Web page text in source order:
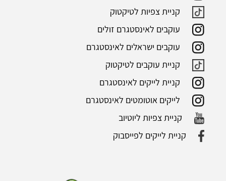
קניית צפיות לטיקטוק
עוקבים לאינסטגרם זולים
עוקבים ישראלים לאינסטגרם
קניית עוקבים לטיקטוק
קניית לייקים לאינסטגרם
לייקים אוטומטים לאינסטגרם
קניית צפיות ליוטיוב
קניית לייקים לפייסבוק